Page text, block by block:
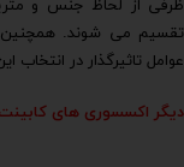
ظرفی از لحاظ جنس و
تقسیم می شوند. همچنین
عوامل تاثیرگذار در
دیگر اکسسوری های